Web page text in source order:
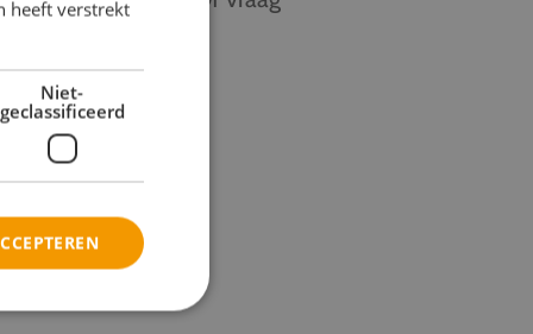
voorkeuren.
heeft verstrekt
Niet-
geclassificeerd